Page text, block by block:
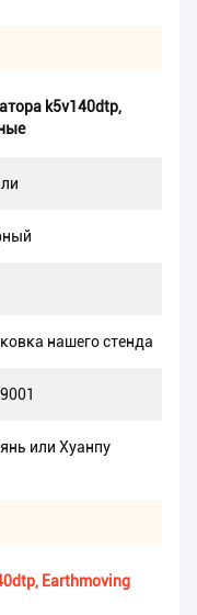
k5v140dtp,
нашего стенда
или Хуанпу
Earthmoving